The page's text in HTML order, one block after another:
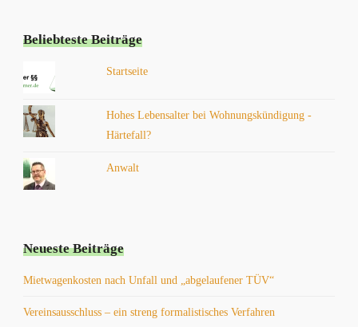
Beliebteste Beiträge
Startseite
Hohes Lebensalter bei Wohnungskündigung -
Härtefall?
Anwalt
Neueste Beiträge
Mietwagenkosten nach Unfall und „abgelaufener TÜV“
Vereinsausschluss – ein streng formalistisches Verfahren